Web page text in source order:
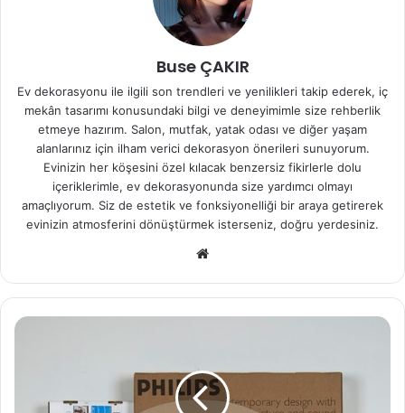
Buse ÇAKIR
Ev dekorasyonu ile ilgili son trendleri ve yenilikleri takip ederek, iç
mekân tasarımı konusundaki bilgi ve deneyimimle size rehberlik
etmeye hazırım. Salon, mutfak, yatak odası ve diğer yaşam
alanlarınız için ilham verici dekorasyon önerileri sunuyorum.
Evinizin her köşesini özel kılacak benzersiz fikirlerle dolu
içeriklerimle, ev dekorasyonunda size yardımcı olmayı
amaçlıyorum. Siz de estetik ve fonksiyonelliği bir araya getirerek
evinizin atmosferini dönüştürmek isterseniz, doğru yerdesiniz.
sit
esi